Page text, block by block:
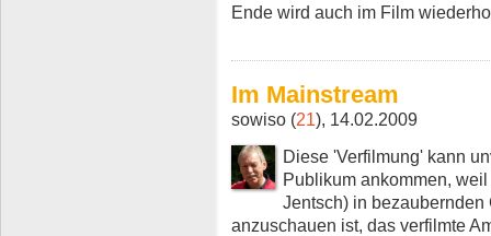
Ende wird auch im Film
Im Mainstream
sowiso (21), 14.02.2009
Diese 'Verfilmung' kann
Publikum ankommen,
Jentsch) in
anzuschauen ist, das verfilmte